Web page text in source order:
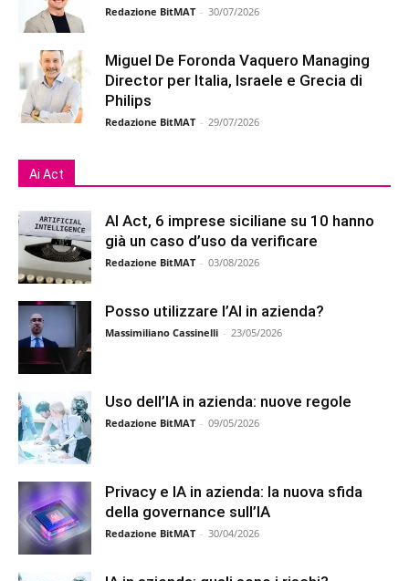
Redazione BitMAT - 30/07/2026
Miguel De Foronda Vaquero Managing
Director per Italia, Israele e Grecia di
Philips
Redazione BitMAT - 29/07/2026
Ai Act
AI Act, 6 imprese siciliane su 10 hanno
già un caso d’uso da verificare
Redazione BitMAT - 03/08/2026
Posso utilizzare l’AI in azienda?
Massimiliano Cassinelli - 23/05/2026
Uso dell’IA in azienda: nuove regole
Redazione BitMAT - 09/05/2026
Privacy e IA in azienda: la nuova sfida
della governance sull’IA
Redazione BitMAT - 30/04/2026